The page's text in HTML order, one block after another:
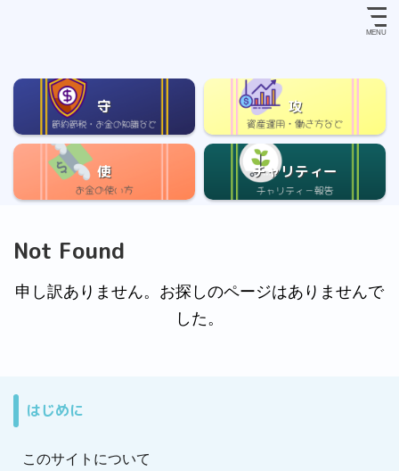
守 攻
使 チャリティー
Not Found
申し訳ありません。お探しのページはありませんで
した。
はじめに
このサイトについて